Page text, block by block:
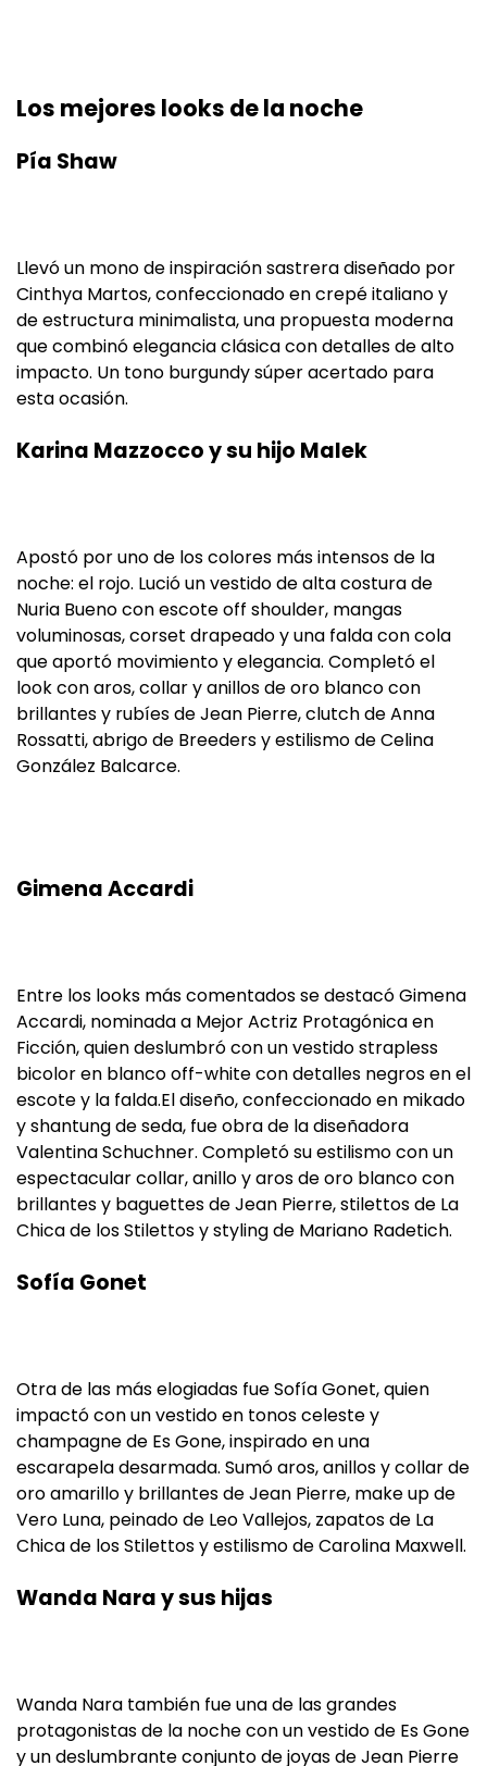
Los mejores looks de la noche
Pía Shaw
Llevó un mono de inspiración sastrera diseñado por
Cinthya Martos, confeccionado en crepé italiano y
de estructura minimalista, una propuesta moderna
que combinó elegancia clásica con detalles de alto
impacto. Un tono burgundy súper acertado para
esta ocasión.
Karina Mazzocco y su hijo Malek
Apostó por uno de los colores más intensos de la
noche: el rojo. Lució un vestido de alta costura de
Nuria Bueno con escote off shoulder, mangas
voluminosas, corset drapeado y una falda con cola
que aportó movimiento y elegancia. Completó el
look con aros, collar y anillos de oro blanco con
brillantes y rubíes de Jean Pierre, clutch de Anna
Rossatti, abrigo de Breeders y estilismo de Celina
González Balcarce.
Gimena Accardi
Entre los looks más comentados se destacó Gimena
Accardi, nominada a Mejor Actriz Protagónica en
Ficción, quien deslumbró con un vestido strapless
bicolor en blanco off-white con detalles negros en el
escote y la falda.El diseño, confeccionado en mikado
y shantung de seda, fue obra de la diseñadora
Valentina Schuchner. Completó su estilismo con un
espectacular collar, anillo y aros de oro blanco con
brillantes y baguettes de Jean Pierre, stilettos de La
Chica de los Stilettos y styling de Mariano Radetich.
Sofía Gonet
Otra de las más elogiadas fue Sofía Gonet, quien
impactó con un vestido en tonos celeste y
champagne de Es Gone, inspirado en una
escarapela desarmada. Sumó aros, anillos y collar de
oro amarillo y brillantes de Jean Pierre, make up de
Vero Luna, peinado de Leo Vallejos, zapatos de La
Chica de los Stilettos y estilismo de Carolina Maxwell.
Wanda Nara y sus hijas
Wanda Nara también fue una de las grandes
protagonistas de la noche con un vestido de Es Gone
y un deslumbrante conjunto de joyas de Jean Pierre